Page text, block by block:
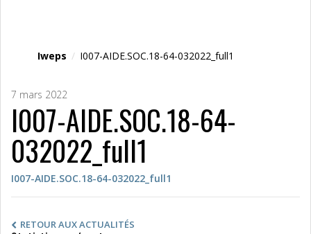
Iweps / I007-AIDE.SOC.18-64-032022_full1
7 mars 2022
I007-AIDE.SOC.18-64-
032022_full1
I007-AIDE.SOC.18-64-032022_full1
RETOUR AUX ACTUALITÉS